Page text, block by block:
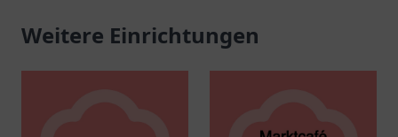
Weitere Einrichtungen